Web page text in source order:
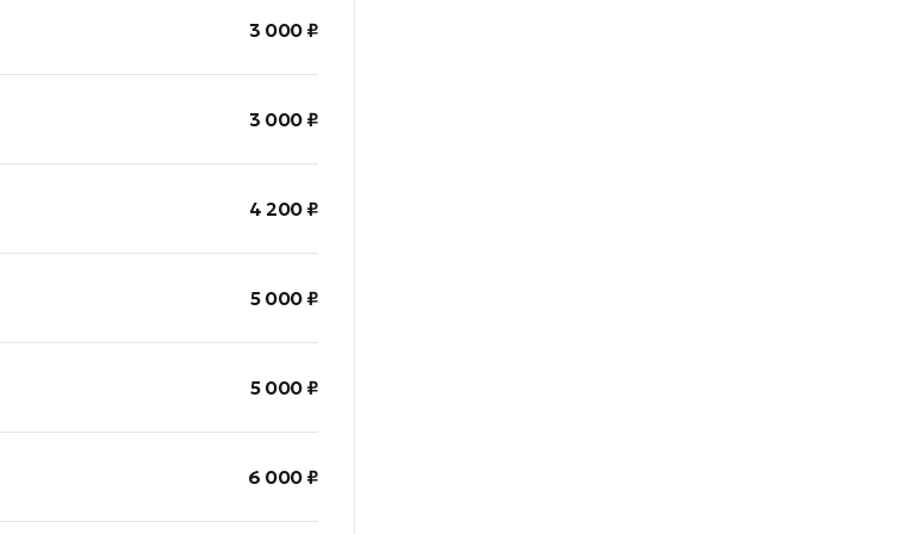
3 000 ₽
3 000 ₽
4 200 ₽
5 000 ₽
5 000 ₽
6 000 ₽